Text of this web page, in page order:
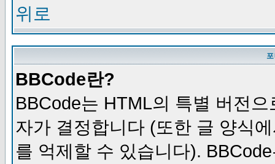
위로
BBCode란?
BBCode는 HTML의 특별 버전
자가 결정합니다 (또한 글 양식
를 억제할 수 있습니다).